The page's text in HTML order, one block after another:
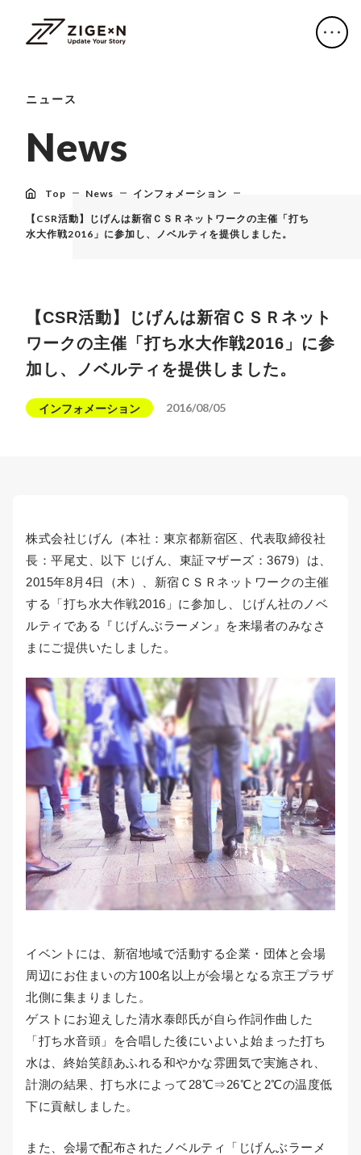
ニュース
News
Top News インフォメーション
【CSR活動】じげんは新宿ＣＳＲネットワークの主催「打ち
水大作戦2016」に参加し、ノベルティを提供しました。
【CSR活動】じげんは新宿ＣＳＲネット
ワークの主催「打ち水大作戦2016」に参
加し、ノベルティを提供しました。
インフォメーション 2016/08/05
株式会社じげん（本社：東京都新宿区、代表取締役社
長：平尾丈、以下 じげん、東証マザーズ：3679）は、
2015年8月4日（木）、新宿ＣＳＲネットワークの主催
する「打ち水大作戦2016」に参加し、じげん社のノベ
ルティである『じげんぶラーメン』を来場者のみなさ
まにご提供いたしました。
イベントには、新宿地域で活動する企業・団体と会場
周辺にお住まいの方100名以上が会場となる京王プラザ
北側に集まりました。
ゲストにお迎えした清水泰郎氏が自ら作詞作曲した
「打ち水音頭」を合唱した後にいよいよ始まった打ち
水は、終始笑顔あふれる和やかな雰囲気で実施され、
計測の結果、打ち水によって28℃⇒26℃と2℃の温度低
下に貢献しました。
また、会場で配布されたノベルティ「じげんぶラーメ